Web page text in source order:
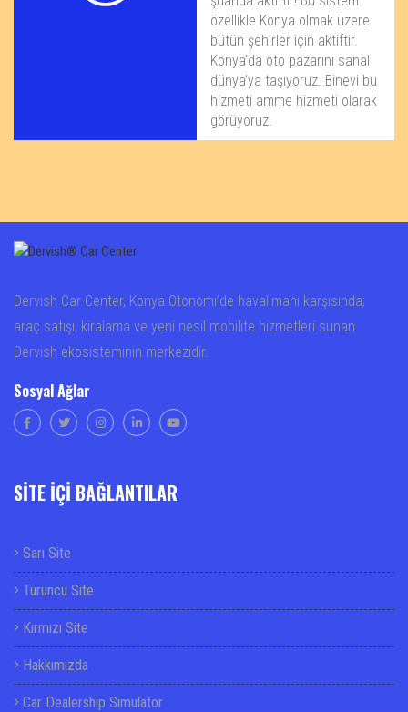
özellikle Konya olmak üzere
bütün şehirler için aktiftir.
Konya'da oto pazarını sanal
dünya'ya taşıyoruz. Binevi bu
hizmeti amme hizmeti olarak
görüyoruz.
Dervish Car Center, Konya Otonomi’de havalimanı karşısında;
araç satışı, kiralama ve yeni nesil mobilite hizmetleri sunan
Dervish ekosisteminin merkezidir.
Sosyal Ağlar
SİTE İÇİ BAĞLANTILAR
Sarı Site
Turuncu Site
Kırmızı Site
Hakkımızda
Car Dealership Simulator